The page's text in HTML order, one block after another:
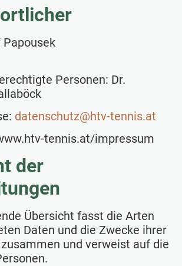
Personen: Dr.
datenschutz@htv-tennis.at
tennis.at/impressum
der
Übersicht fasst die Arten
Daten und die Zwecke ihrer
und verweist auf die